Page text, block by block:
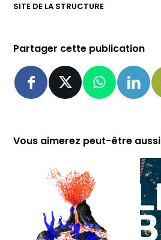
SITE DE LA STRUCTURE
Partager cette publication
Vous aimerez peut-être aussi